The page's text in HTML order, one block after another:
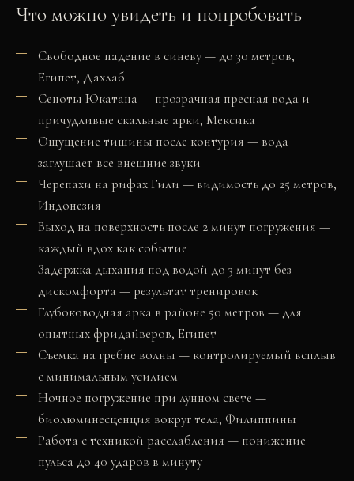
Что можно увидеть и попробовать
Свободное падение в синеву — до 30 метров,
Египет, Дахлаб
Сеноты Юкатана — прозрачная пресная вода и
причудливые скальные арки, Мексика
Ощущение тишины после контурия — вода
заглушает все внешние звуки
Черепахи на рифах Гили — видимость до 25 метров,
Индонезия
Выход на поверхность после 2 минут погружения —
каждый вдох как событие
Задержка дыхания под водой до 3 минут без
дискомфорта — результат тренировок
Глубоководная арка в районе 50 метров — для
опытных фридайверов, Египет
Съемка на гребне волны — контролируемый всплыв
с минимальным усилием
Ночное погружение при лунном свете —
биолюминесценция вокруг тела, Филиппины
Работа с техникой расслабления — понижение
пульса до 40 ударов в минуту